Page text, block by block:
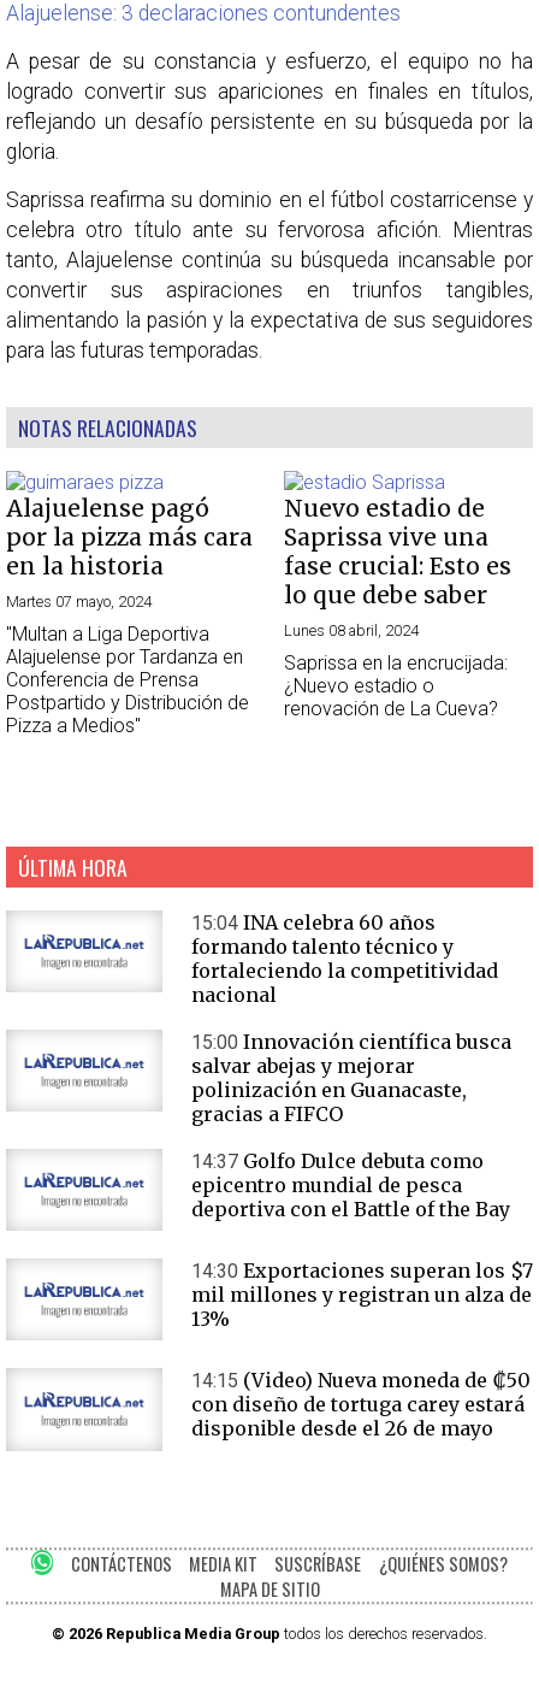
Alajuelense: 3 declaraciones contundentes
A pesar de su constancia y esfuerzo, el equipo no ha
logrado convertir sus apariciones en finales en títulos,
reflejando un desafío persistente en su búsqueda por la
gloria.
Saprissa reafirma su dominio en el fútbol costarricense y
celebra otro título ante su fervorosa afición. Mientras
tanto, Alajuelense continúa su búsqueda incansable por
convertir sus aspiraciones en triunfos tangibles,
alimentando la pasión y la expectativa de sus seguidores
para las futuras temporadas.
NOTAS RELACIONADAS
Alajuelense pagó
por la pizza más cara
en la historia
Martes 07 mayo, 2024
"Multan a Liga Deportiva
Alajuelense por Tardanza en
Conferencia de Prensa
Postpartido y Distribución de
Pizza a Medios"
Nuevo estadio de
Saprissa vive una
fase crucial: Esto es
lo que debe saber
Lunes 08 abril, 2024
Saprissa en la encrucijada:
¿Nuevo estadio o
renovación de La Cueva?
ÚLTIMA HORA
15:04 INA celebra 60 años
formando talento técnico y
fortaleciendo la competitividad
nacional
15:00 Innovación científica busca
salvar abejas y mejorar
polinización en Guanacaste,
gracias a FIFCO
14:37 Golfo Dulce debuta como
epicentro mundial de pesca
deportiva con el Battle of the Bay
14:30 Exportaciones superan los $7
mil millones y registran un alza de
13%
14:15 (Video) Nueva moneda de ₡50
con diseño de tortuga carey estará
disponible desde el 26 de mayo
CONTÁCTENOS MEDIA KIT SUSCRÍBASE
¿QUIÉNES SOMOS?
MAPA DE SITIO
© 2026 Republica Media Group todos los derechos reservados.